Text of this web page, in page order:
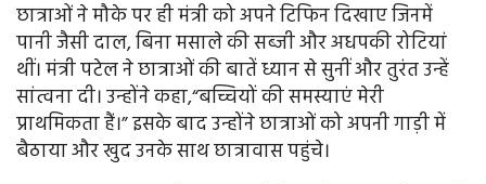
छात्राओं ने मौके पर ही मंत्री को अपने टिफिन दिखाए जिनमें
पानी जैसी दाल, बिना मसाले की सब्जी और अधपकी रोटियां
थीं। मंत्री पटेल ने छात्राओं की बातें ध्यान से सुनीं और तुरंत उन्हें
सांत्वना दी। उन्होंने कहा,“बच्चियों की समस्याएं मेरी
प्राथमिकता हैं।” इसके बाद उन्होंने छात्राओं को अपनी गाड़ी में
बैठाया और खुद उनके साथ छात्रावास पहुंचे।